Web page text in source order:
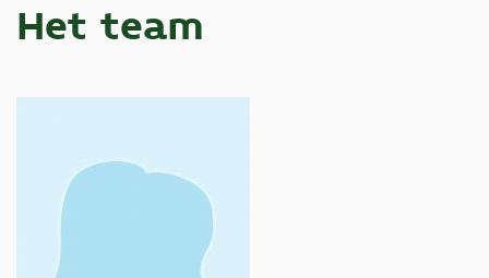
Het team